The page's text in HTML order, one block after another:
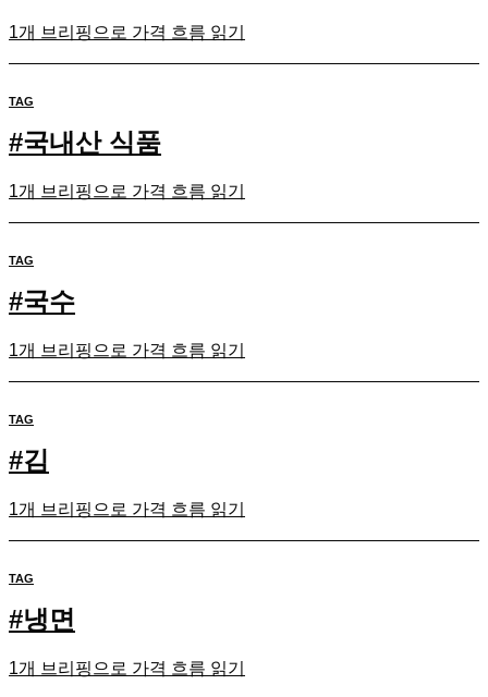
1개 브리핑으로 가격 흐름 읽기
TAG
#국내산 식품
1개 브리핑으로 가격 흐름 읽기
TAG
#국수
1개 브리핑으로 가격 흐름 읽기
TAG
#김
1개 브리핑으로 가격 흐름 읽기
TAG
#냉면
1개 브리핑으로 가격 흐름 읽기